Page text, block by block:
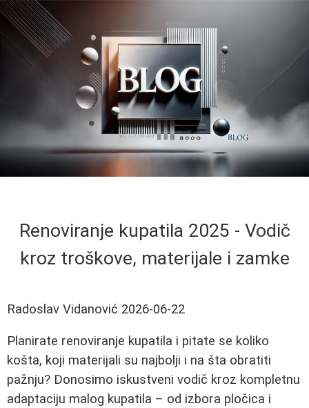
Renoviranje kupatila 2025 - Vodič
kroz troškove, materijale i zamke
Radoslav Vidanović 2026-06-22
Planirate renoviranje kupatila i pitate se koliko
košta, koji materijali su najbolji i na šta obratiti
pažnju? Donosimo iskustveni vodič kroz kompletnu
adaptaciju malog kupatila – od izbora pločica i